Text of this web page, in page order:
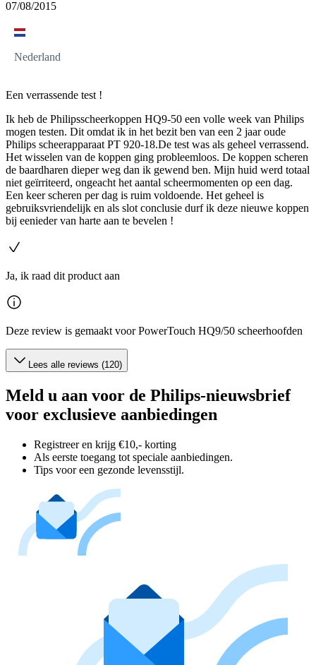
07/08/2015
Nederland
Een verrassende test !
Ik heb de Philipsscheerkoppen HQ9-50 een volle week van Philips
mogen testen. Dit omdat ik in het bezit ben van een 2 jaar oude
Philips scheerapparaat PT 920-18.De test was als geheel verrassend.
Het wisselen van de koppen ging probleemloos. De koppen scheren
de baardharen dieper weg dan ik gewend ben. Mijn huid werd totaal
niet geïrriteerd, ongeacht het aantal scheermomenten op een dag.
Een keer scheren per dag is ruim voldoende. Het geheel is
gebruiksvriendelijk en als slot conclusie durf ik deze nieuwe koppen
bij eenieder van harte aan te bevelen !
Ja, ik raad dit product aan
Deze review is gemaakt voor PowerTouch HQ9/50 scheerhoofden
Lees alle reviews (120)
Meld u aan voor de Philips-nieuwsbrief
voor exclusieve aanbiedingen
Registreer en krijg €10,- korting
Als eerste toegang tot speciale aanbiedingen.
Tips voor een gezonde levensstijl.